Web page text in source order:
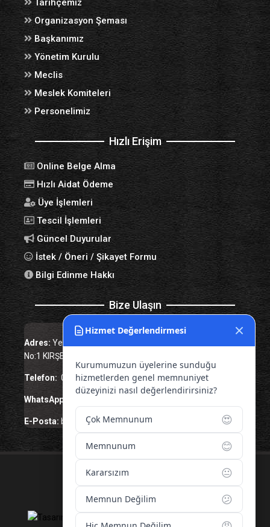
Tarihçemiz
Organizasyon Şeması
Başkanımız
Yönetim Kurulu
Meclis
Meslek Komiteleri
Personelimiz
Hızlı Erişim
Online Belge Alma
Hızlı Aidat Ödeme
Üye İşlemleri
Tescil İşlemleri
Güncel Duyurular
İstek / Öneri / Şikayet Formu
Bilgi Edinme Hakkı
Bize Ulaşın
Adres: Yenice Mah. Atatürk Cad. Tüccarlar İşhanı Kat:1
No:1 KIRŞEHİR / TÜRKİYE
Telefon: 0 386 213 11 86
WhatsApp:
E-Posta: bilgi@kirsehirtso.org.tr
© 2026 – Tüm Hakları Saklıdır.
Hizmet Değerlendirmesi
Kurumumuzun üyelerine sunduğu
hizmetlerden genel memnuniyet
düzeyinizi nasıl değerlendirirsiniz?
Çok Memnunum 😍
Memnunum 😊
Kararsızım 😐
Memnun Değilim 😕